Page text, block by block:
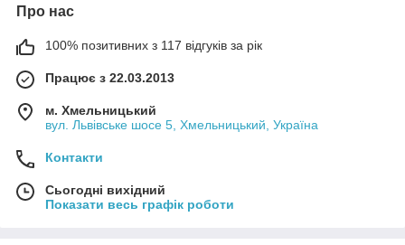
Про нас
100% позитивних з 117 відгуків за рік
Працює з 22.03.2013
м. Хмельницький
вул. Львівське шосе 5, Хмельницький, Україна
Контакти
Сьогодні вихідний
Показати весь графік роботи